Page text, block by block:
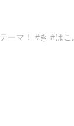
ーマ！ #き #はこ